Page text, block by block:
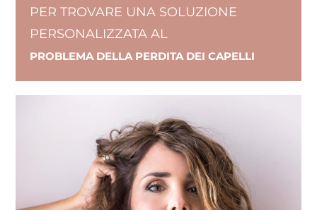
PER TROVARE UNA SOLUZIONE
PERSONALIZZATA AL
PROBLEMA DELLA PERDITA DEI CAPELLI